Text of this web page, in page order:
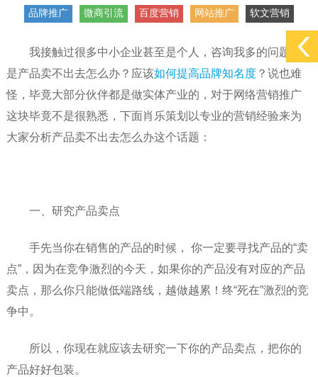
品牌推广
微商引流 百度营销 网站推广 软文营销
我接触过很多中小企业甚至是个人，咨询我多的问题就
是产品卖不出去怎么办？应该如何提高品牌知名度？说也难
怪，毕竟大部分伙伴都是做实体产业的，对于网络营销推广
这块毕竟不是很熟悉，下面肖乐策划以专业的营销经验来为
大家分析产品卖不出去怎么办这个话题：
一、研究产品卖点
手先当你在销售的产品的时候， 你一定要寻找产品的“卖
点”，因为在竞争激烈的今天，如果你的产品没有对应的产品
卖点，那么你只能做低端路线，越做越累！终“死在”激烈的竞
争中。
所以，你现在就应该去研究一下你的产品卖点，把你的
产品好好包装。